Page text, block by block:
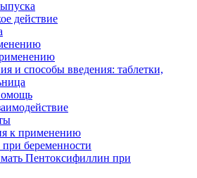
действие
и способы введения: таблетки,
к применению
беременности
Пентоксифиллин при